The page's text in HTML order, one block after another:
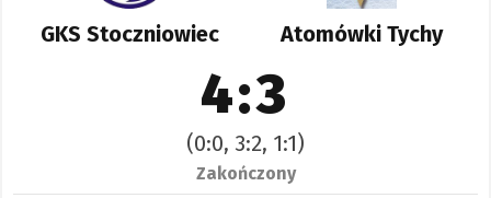
GKS Stoczniowiec
4:3
(0:0, 3:2, 1:1)
Zakończony
Atomówki Tychy